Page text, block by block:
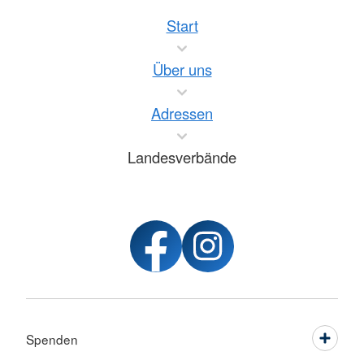
Start
Über uns
Adressen
Landesverbände
Spenden